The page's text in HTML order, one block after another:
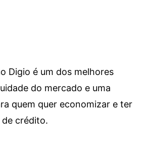
Digio é um dos melhores
do mercado e uma
quem quer economizar e ter
crédito.